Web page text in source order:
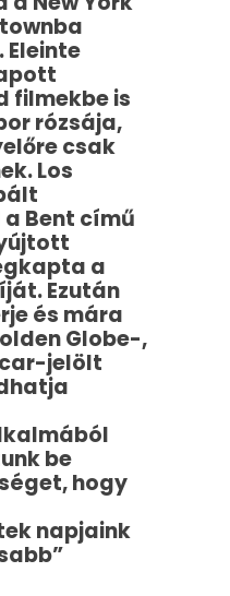
filmekbe is
rózsája,
csak
Los
Bent című
a
Ezután
és mára
Globe-,
jelölt
be
hogy
napjaink